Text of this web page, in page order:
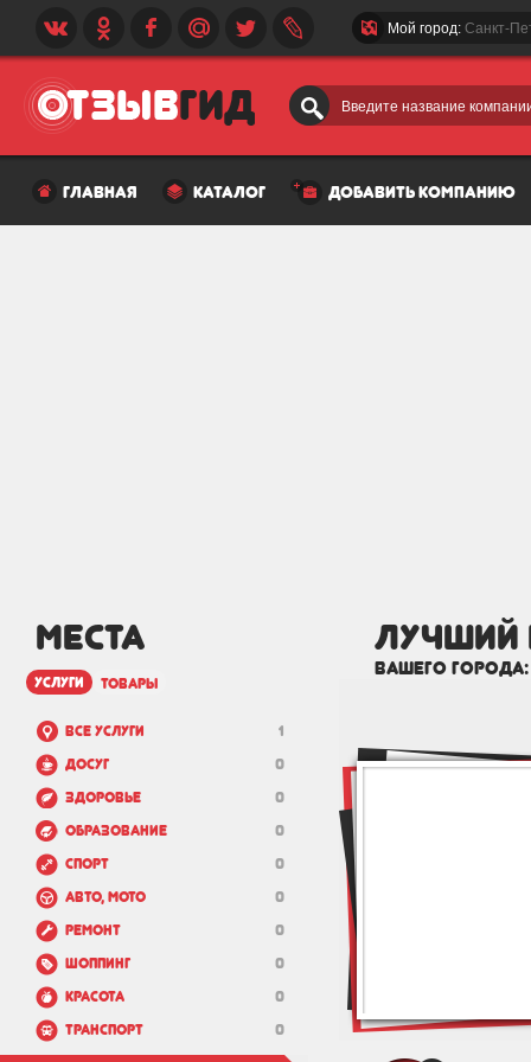
Введите название
Мой город: Санкт-
главная каталог добавить компанию
МЕСТА
услуги товары
1
Все услуги
0
Досуг
0
Здоровье
0
Образование
0
Спорт
0
Авто, мото
0
Ремонт
0
Шоппинг
0
Красота
0
Транспорт
лучший
вашего